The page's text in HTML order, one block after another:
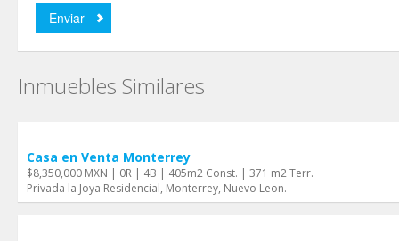
Inmuebles Similares
Casa en Venta Monterrey
$8,350,000 MXN | 0R | 4B | 405m2 Const. | 371 m2 Terr.
Privada la Joya Residencial, Monterrey, Nuevo Leon.